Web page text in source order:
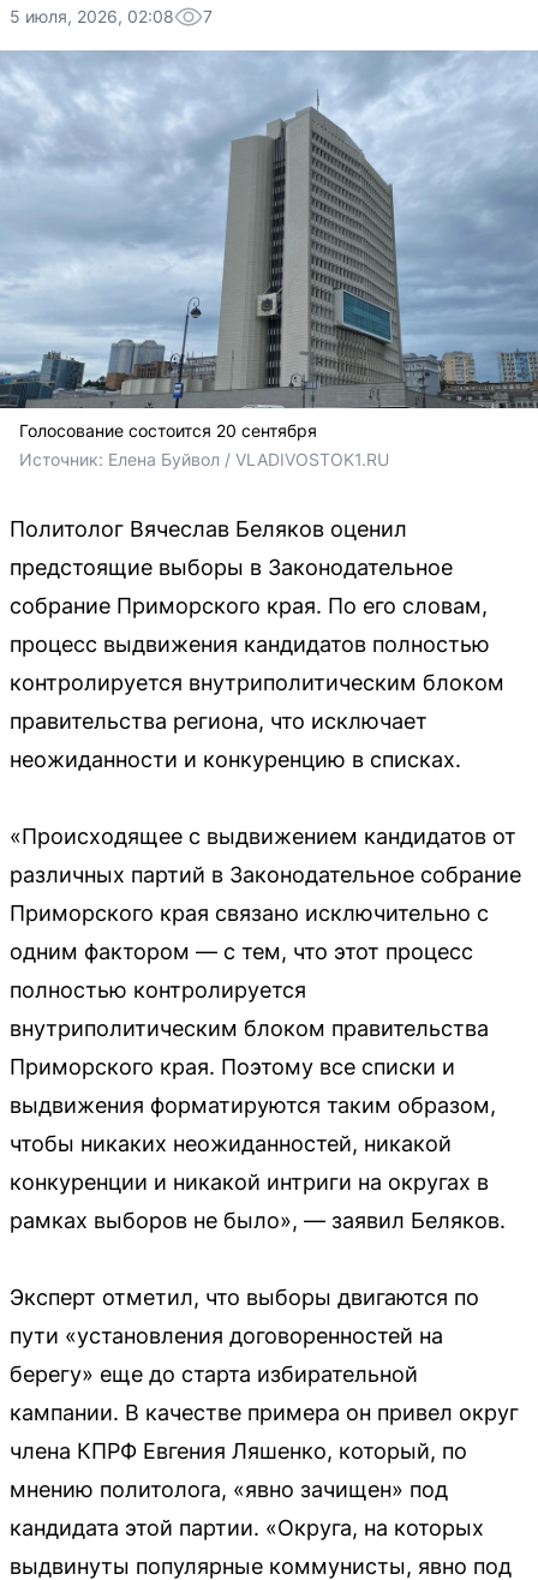
5 июля, 2026, 02:08 7
Голосование состоится 20 сентября
Источник: Елена Буйвол / VLADIVOSTOK1.RU
Политолог Вячеслав Беляков оценил
предстоящие выборы в Законодательное
собрание Приморского края. По его словам,
процесс выдвижения кандидатов полностью
контролируется внутриполитическим блоком
правительства региона, что исключает
неожиданности и конкуренцию в списках.
«Происходящее с выдвижением кандидатов от
различных партий в Законодательное собрание
Приморского края связано исключительно с
одним фактором — с тем, что этот процесс
полностью контролируется
внутриполитическим блоком правительства
Приморского края. Поэтому все списки и
выдвижения форматируются таким образом,
чтобы никаких неожиданностей, никакой
конкуренции и никакой интриги на округах в
рамках выборов не было», — заявил Беляков.
Эксперт отметил, что выборы двигаются по
пути «установления договоренностей на
берегу» еще до старта избирательной
кампании. В качестве примера он привел округ
члена КПРФ Евгения Ляшенко, который, по
мнению политолога, «явно зачищен» под
кандидата этой партии. «Округа, на которых
выдвинуты популярные коммунисты, явно под